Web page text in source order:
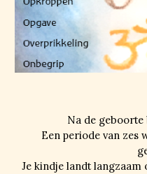
Na de
Een periode van zes
Je kindje landt langzaam